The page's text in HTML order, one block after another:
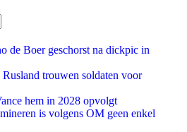
de Boer geschorst na dickpic in
trouwen soldaten voor
hem in 2028 opvolgt
is volgens OM geen enkel